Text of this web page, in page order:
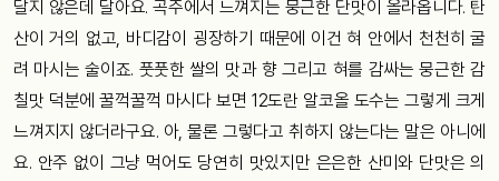
달지 않은데 달아요. 곡주에서 느껴지는 뭉근한 단맛이 올라옵니다. 탄
산이 거의 없고, 바디감이 굉장하기 때문에 이건 혀 안에서 천천히 굴
려 마시는 술이죠. 풋풋한 쌀의 맛과 향 그리고 혀를 감싸는 뭉근한 감
칠맛 덕분에 꿀꺽꿀꺽 마시다 보면 12도란 알코올 도수는 그렇게 크게
느껴지지 않더라구요. 아, 물론 그렇다고 취하지 않는다는 말은 아니에
요. 안주 없이 그냥 먹어도 당연히 맛있지만 은은한 산미와 단맛은 의